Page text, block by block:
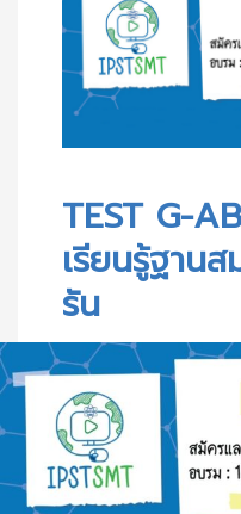
เข้าสู่ระบบ/สมัครสมา
TEST G-
เรียนรู้ฐาน
รัน